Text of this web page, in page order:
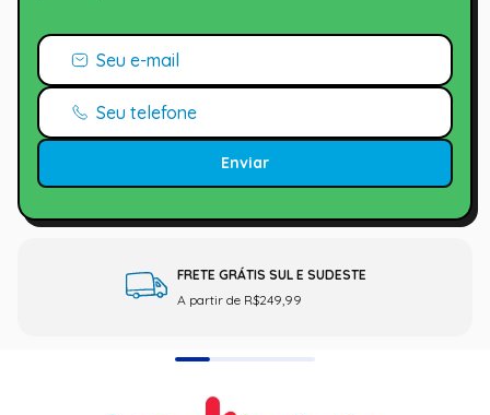
Enviar
FRETE GRÁTIS SUL E SUDESTE
A partir de R$249,99